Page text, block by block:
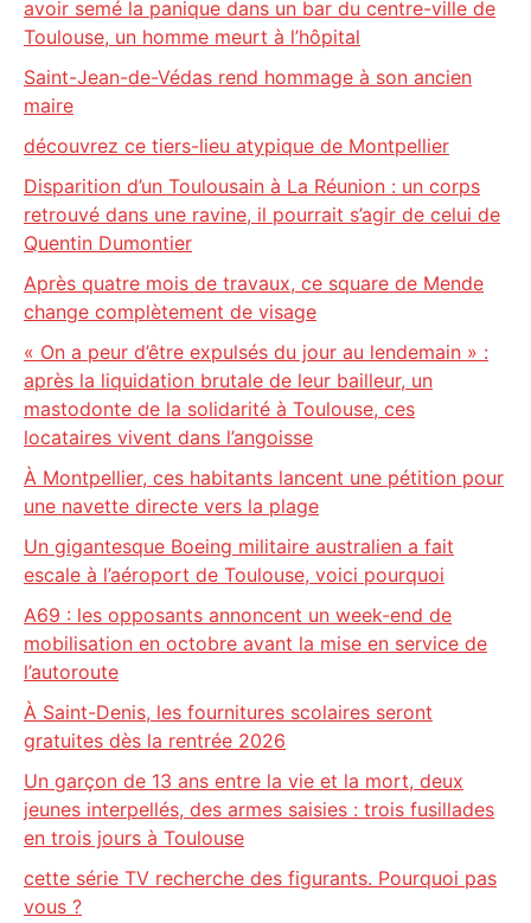
avoir semé la panique dans un bar du centre-ville de
Toulouse, un homme meurt à l’hôpital
Saint-Jean-de-Védas rend hommage à son ancien
maire
découvrez ce tiers-lieu atypique de Montpellier
Disparition d’un Toulousain à La Réunion : un corps
retrouvé dans une ravine, il pourrait s’agir de celui de
Quentin Dumontier
Après quatre mois de travaux, ce square de Mende
change complètement de visage
« On a peur d’être expulsés du jour au lendemain » :
après la liquidation brutale de leur bailleur, un
mastodonte de la solidarité à Toulouse, ces
locataires vivent dans l’angoisse
À Montpellier, ces habitants lancent une pétition pour
une navette directe vers la plage
Un gigantesque Boeing militaire australien a fait
escale à l’aéroport de Toulouse, voici pourquoi
A69 : les opposants annoncent un week-end de
mobilisation en octobre avant la mise en service de
l’autoroute
À Saint-Denis, les fournitures scolaires seront
gratuites dès la rentrée 2026
Un garçon de 13 ans entre la vie et la mort, deux
jeunes interpellés, des armes saisies : trois fusillades
en trois jours à Toulouse
cette série TV recherche des figurants. Pourquoi pas
vous ?